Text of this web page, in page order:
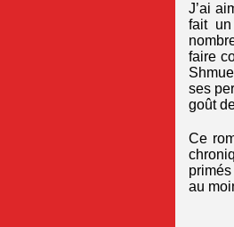
J’ai
fait
faire
ses
goût
Ce
au